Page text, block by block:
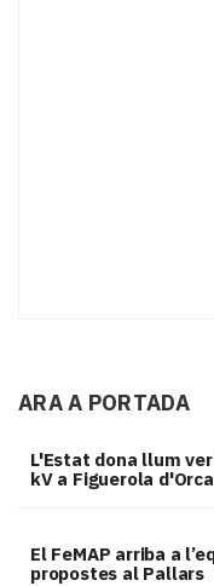
ARA A PORTADA
L'Estat dona llum
kV a Figuerola
El FeMAP arriba a
propostes al Pallars